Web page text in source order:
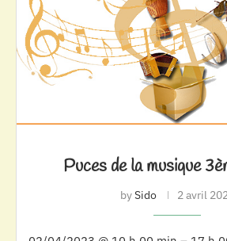
Puces de la musique
bySido 2 avril